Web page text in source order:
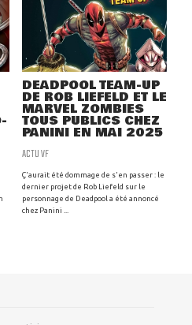
DEADPOOL TEAM-UP
DE ROB LIEFELD ET LE
MARVEL ZOMBIES
TOUS PUBLICS CHEZ
PANINI EN MAI 2025
ACTU VF
Ç'aurait été dommage de s'en passer : le
dernier projet de Rob Liefeld sur le
personnage de Deadpool a été annoncé
chez Panini ...